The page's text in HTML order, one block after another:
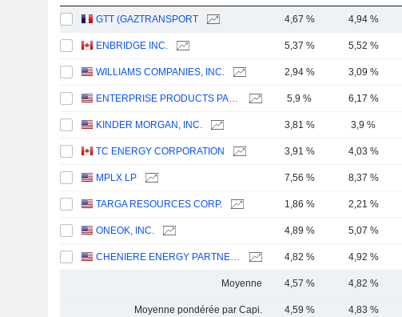
GTT (GAZTRANSPORT 4,67 % 4,94 %
ENBRIDGE INC. 5,37 % 5,52 %
WILLIAMS COMPANIES, INC. 2,94 % 3,09 %
ENTERPRISE PRODUCTS PARTNERS L.P. 5,9 % 6,17 %
KINDER MORGAN, INC. 3,81 % 3,9 %
TC ENERGY CORPORATION 3,91 % 4,03 %
MPLX LP 7,56 % 8,37 %
TARGA RESOURCES CORP. 1,86 % 2,21 %
ONEOK, INC. 4,89 % 5,07 %
CHENIERE ENERGY PARTNERS, L.P. 4,82 % 4,92 %
Moyenne 4,57 % 4,82 %
Moyenne pondérée par Capi. 4,59 % 4,83 %